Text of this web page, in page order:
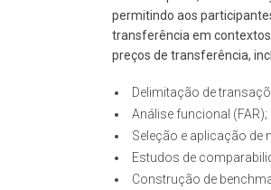
permitindo aos
transferência em
preços de transferência,
Delimitação de
Análise funcional (FAR);
Seleção e aplicação de
Estudos de
Construção de